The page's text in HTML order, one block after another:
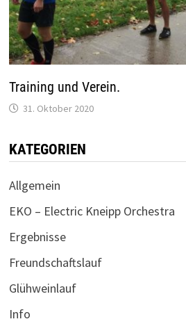
Training und Verein.
31. Oktober 2020
KATEGORIEN
Allgemein
EKO – Electric Kneipp Orchestra
Ergebnisse
Freundschaftslauf
Glühweinlauf
Info